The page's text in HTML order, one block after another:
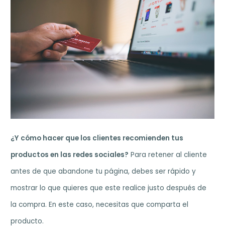
¿Y cómo hacer que los clientes recomienden tus
productos en las redes sociales? Para retener al cliente
antes de que abandone tu página, debes ser rápido y
mostrar lo que quieres que este realice justo después de
la compra. En este caso, necesitas que comparta el
producto.